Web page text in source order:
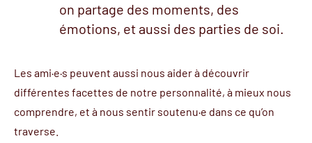
on partage des moments, des
émotions, et aussi des parties de soi.
Les ami·e·s peuvent aussi nous aider à découvrir
différentes facettes de notre personnalité, à mieux nous
comprendre, et à nous sentir soutenu·e dans ce qu’on
traverse.